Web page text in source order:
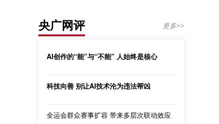
央广网评 更多>>
AI创作的“能”与“不能” 人始终是核心
科技向善 别让AI技术沦为违法帮凶
全运会群众赛事扩容 带来多层次联动效应